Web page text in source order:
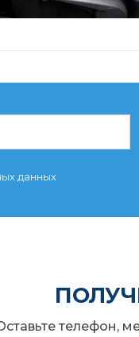
данных
телефон,